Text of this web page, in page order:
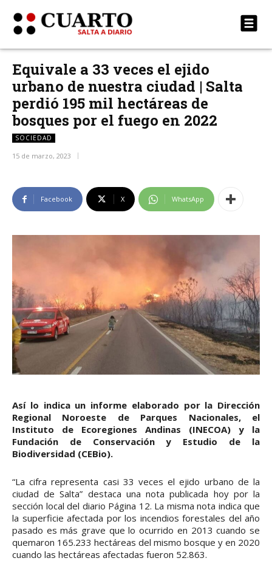
Equivale a 33 veces el ejido
urbano de nuestra ciudad | Salta
perdió 195 mil hectáreas de
bosques por el fuego en 2022
SOCIEDAD
15 de marzo, 2023
Facebook X WhatsApp
Así lo indica un informe elaborado por la Dirección
Regional Noroeste de Parques Nacionales, el
Instituto de Ecoregiones Andinas (INECOA) y la
Fundación de Conservación y Estudio de la
Biodiversidad (CEBio).
“La cifra representa casi 33 veces el ejido urbano de la
ciudad de Salta” destaca una nota publicada hoy por la
sección local del diario Página 12. La misma nota indica que
la superficie afectada por los incendios forestales del año
pasado es más grave que lo ocurrido en 2013 cuando se
quemaron 165.233 hectáreas del mismo bosque y en 2020
cuando las hectáreas afectadas fueron 52.863.